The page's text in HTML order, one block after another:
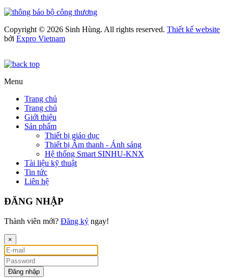
Copyright © 2026 Sinh Hùng. All rights reserved. Thiết kế website
bởi Expro Vietnam
Menu
Trang chủ
Trang chủ
Giới thiệu
Sản phẩm
Thiết bị giáo dục
Thiết bị Âm thanh - Ánh sáng
Hệ thống Smart SINHU-KNX
Tài liệu kỹ thuật
Tin tức
Liên hệ
ĐĂNG NHẬP
Thành viên mới? Đăng ký ngay!
×
Đăng nhập